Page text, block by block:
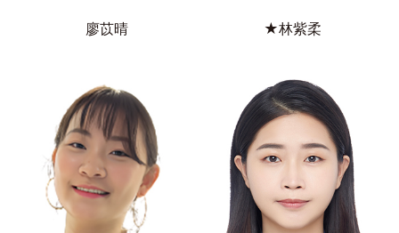
廖苡晴 ★林紫柔